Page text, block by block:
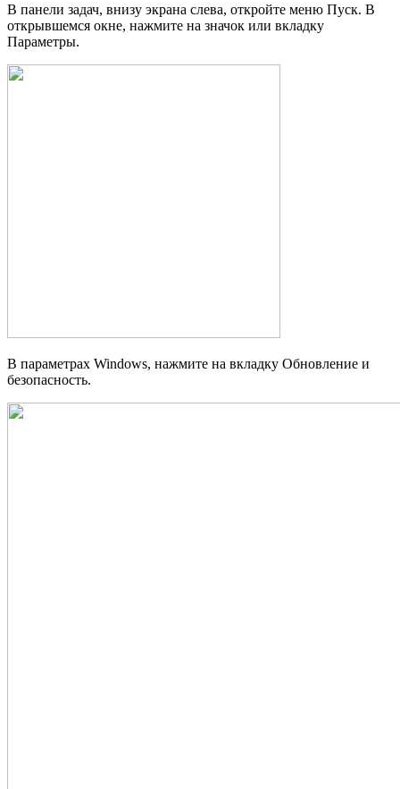
В панели задач, внизу экрана слева, откройте меню Пуск. В
открывшемся окне, нажмите на значок или вкладку
Параметры.
В параметрах Windows, нажмите на вкладку Обновление и
безопасность.